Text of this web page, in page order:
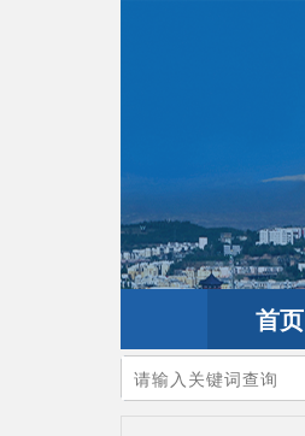
首页
您的当前位置：首页>地震频道